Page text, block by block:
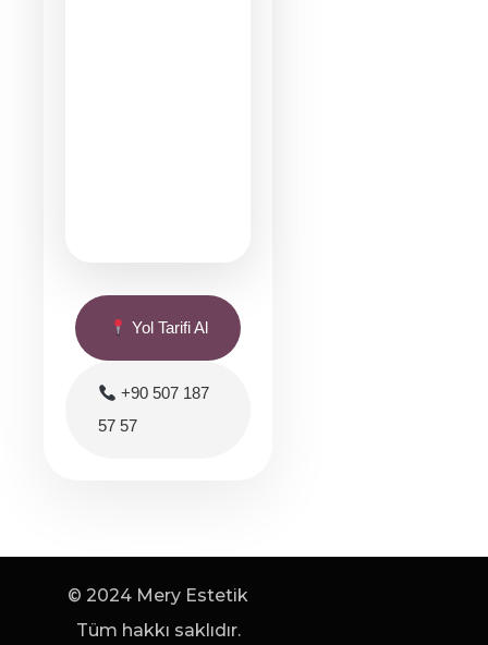
Yol Tarifi Al
+90 507 187
57 57
© 2024 Mery Estetik
Tüm hakkı saklıdır.